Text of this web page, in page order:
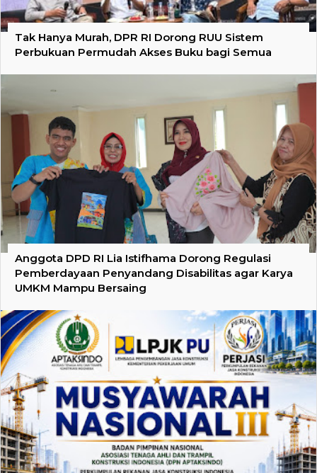
Tak Hanya Murah, DPR RI Dorong RUU Sistem
Perbukuan Permudah Akses Buku bagi Semua
Anggota DPD RI Lia Istifhama Dorong Regulasi
Pemberdayaan Penyandang Disabilitas agar Karya
UMKM Mampu Bersaing